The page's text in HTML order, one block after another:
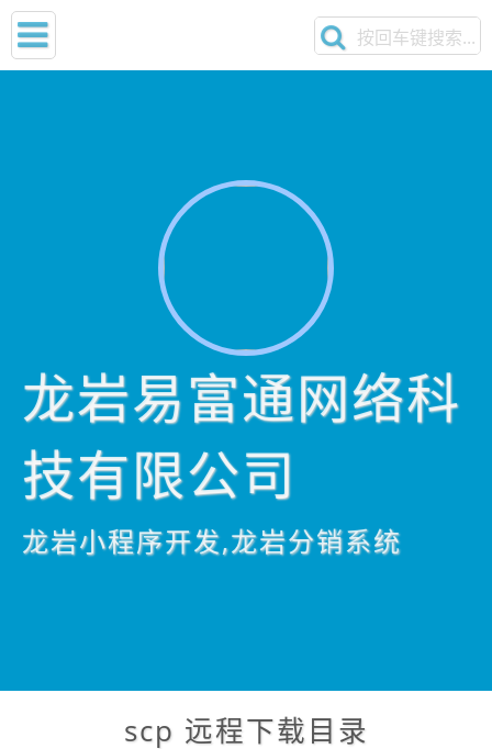
龙岩易富通网络科
技有限公司
龙岩小程序开发,龙岩分销系统
scp 远程下载目录